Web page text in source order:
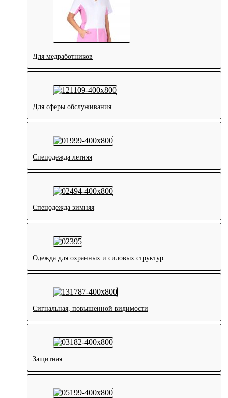
Для медработников
Для сферы обслуживания
Спецодежда летняя
Спецодежда зимняя
Одежда для охранных и силовых структур
Сигнальная, повышенной видимости
Защитная